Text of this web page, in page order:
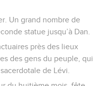
Un grand nombre de
statue jusqu’à Dan.
près des lieux
des gens du peuple, qui
de Lévi.